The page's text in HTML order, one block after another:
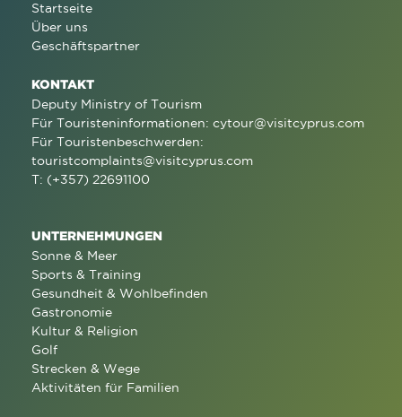
Startseite
Über uns
Geschäftspartner
KONTAKT
Deputy Ministry of Tourism
Für Touristeninformationen: cytour@visitcyprus.com
Für Touristenbeschwerden:
touristcomplaints@visitcyprus.com
T: (+357) 22691100
UNTERNEHMUNGEN
Sonne & Meer
Sports & Training
Gesundheit & Wohlbefinden
Gastronomie
Kultur & Religion
Golf
Strecken & Wege
Aktivitäten für Familien